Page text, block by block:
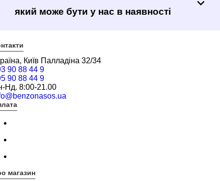
який може бути у нас в наявності
Київ Палладіна 32/34
90 88 44 9
90 88 44 9
Нд. 8:00-21.00
магазин